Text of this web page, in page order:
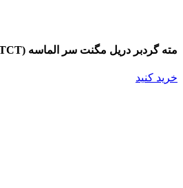
مته گردبر دریل مگنت سر الماسه (TCT)
خرید کنید